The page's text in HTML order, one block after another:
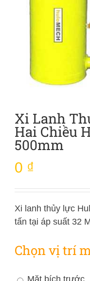
Xi Lanh
Hai Chiều
500mm
0 ₫
Xi lanh thủy lực
tấn tại áp suất 32
Chọn vị trí